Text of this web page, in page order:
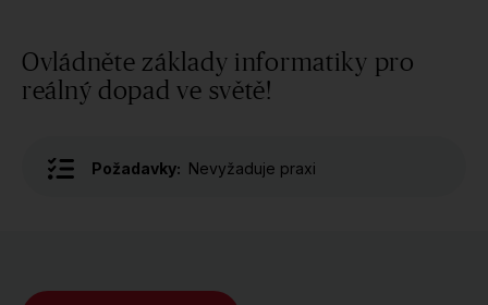
Ovládněte základy informatiky pro
reálný dopad ve světě!
Požadavky: Nevyžaduje praxi